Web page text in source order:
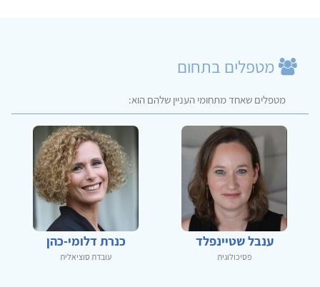
מטפלים בתחום
מטפלים שאחד מתחומי העניין שלהם הוא:
ענבל שטיינפלד
פסיכולוגית
כנרת דלומי-כהן
עובדת סוציאלית